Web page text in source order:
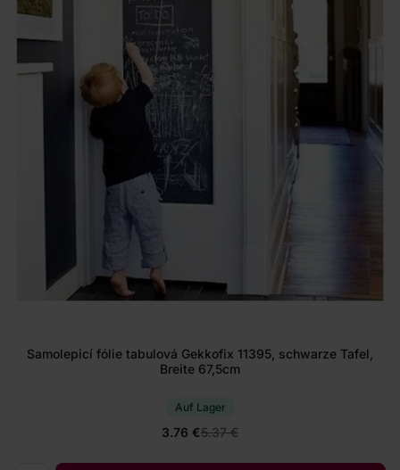
Samolepicí fólie tabulová Gekkofix 11395, schwarze Tafel,
Breite 67,5cm
Auf Lager
3.76 €5.37 €